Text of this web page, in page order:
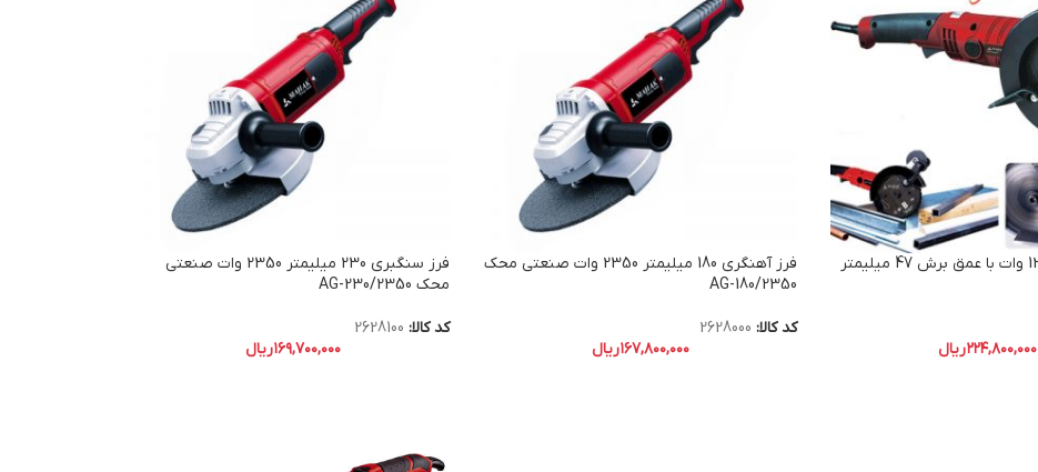
اره برقی دوبل 1200 وات با عمق برش 47 میلیمتر
۲۲۴,۸۰۰,۰۰۰ریال
فرز آهنگرى 180 میلیمتر 2350 وات صنعتی محک
AG-180/2350
کد کالا: 2628000
۱۶۷,۸۰۰,۰۰۰ریال
فرز سنگبری 230 میلیمتر 2350 وات صنعتی
محک AG-230/2350
کد کالا: 2628100
۱۶۹,۷۰۰,۰۰۰ریال